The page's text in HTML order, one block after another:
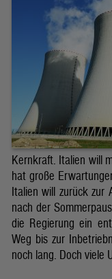
Kernkraft. Italien will
hat große
Italien will zurück zur
nach der
die Regierung ein
Weg bis zur
noch lang. Doch viele